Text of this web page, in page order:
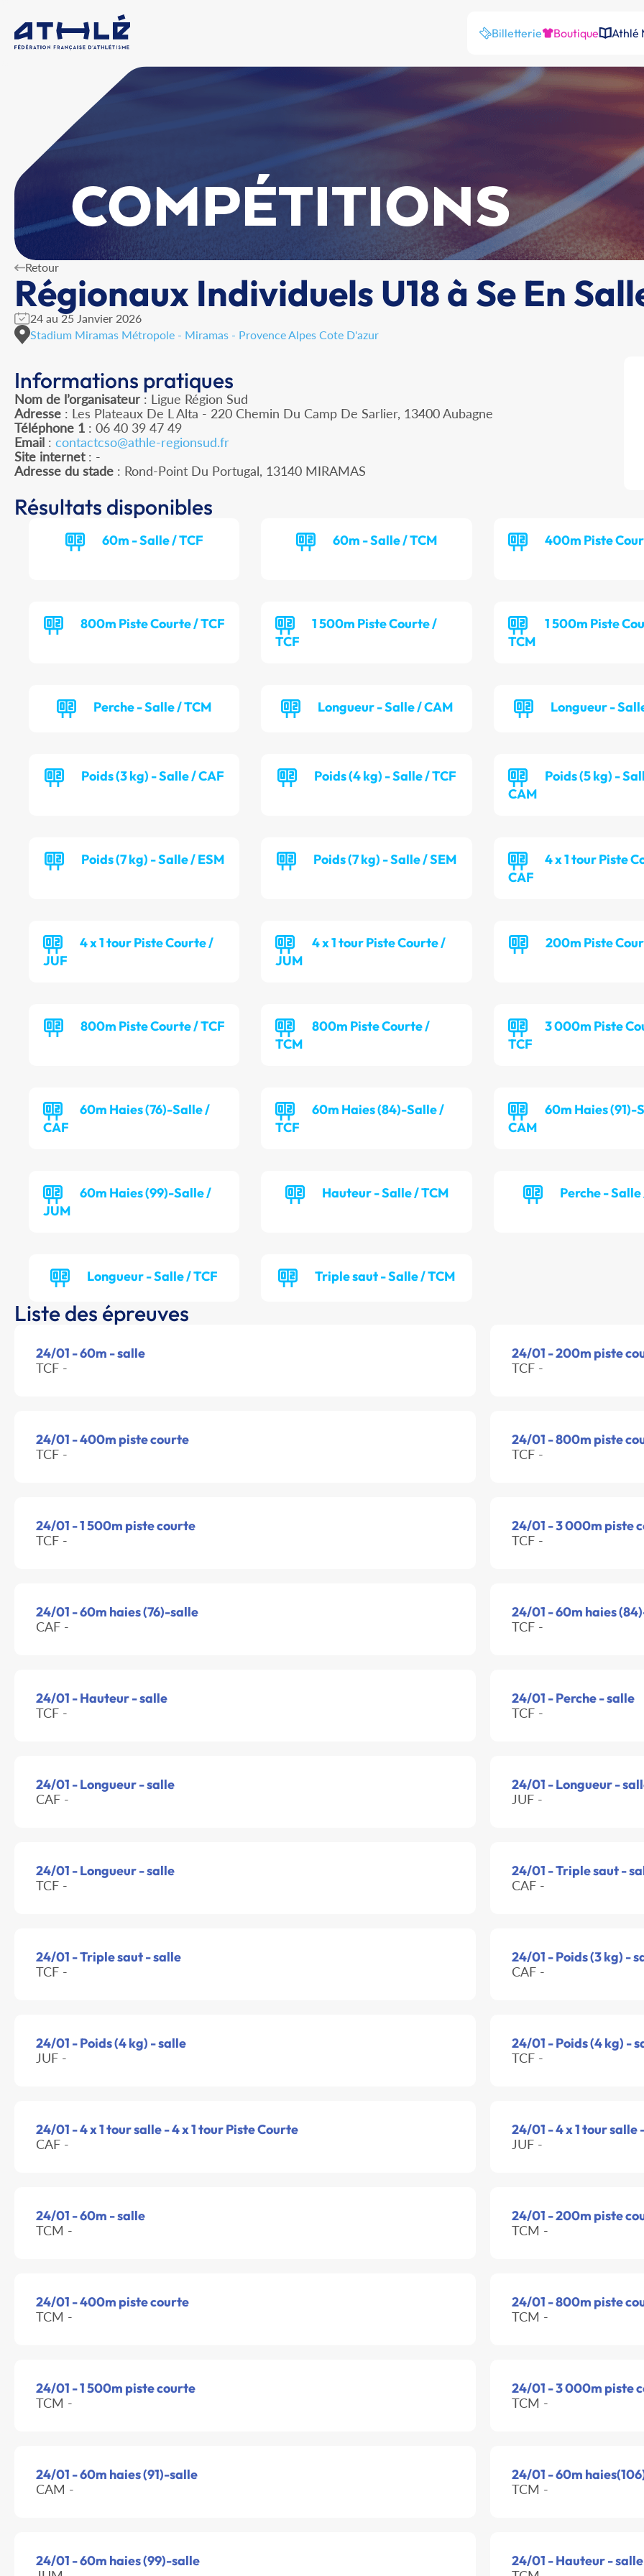
Billetterie Boutique Athlé
COMPÉTITIONS
Retour
Régionaux Individuels U18 à Se En
24 au 25 Janvier 2026
Stadium Miramas Métropole - Miramas - Provence Alpes Cote D'azur
Informations pratiques
Nom de l’organisateur : Ligue Région Sud
Adresse : Les Plateaux De L Alta - 220 Chemin Du Camp De Sarlier, 13400 Aubagne
Téléphone 1 : 06 40 39 47 49
Email : contactcso@athle-regionsud.fr
Site internet: -
Adresse du stade : Rond-Point Du Portugal, 13140 MIRAMAS
Résultats disponibles
60m - Salle / TCF 60m - Salle / TCM 400m Piste
800m Piste Courte / TCF
1 500m Piste Courte /
TCF
1 500m Piste
TCM
Perche - Salle / TCM Longueur - Salle / CAM Longueur -
Poids (3 kg) - Salle / CAF Poids (4 kg) - Salle / TCF
Poids (5 kg) -
CAM
Poids (7 kg) - Salle / ESM Poids (7 kg) - Salle / SEM
4 x 1 tour Piste
CAF
4 x 1 tour Piste Courte /
JUF
4 x 1 tour Piste Courte /
JUM
200m Piste
800m Piste Courte / TCF
800m Piste Courte /
TCM
3 000m Piste
TCF
60m Haies (76)-Salle /
CAF
60m Haies (84)-Salle /
TCF
60m Haies (91)-
CAM
60m Haies (99)-Salle /
JUM
Hauteur - Salle / TCM Perche - Salle
Longueur - Salle / TCF Triple saut - Salle / TCM
Liste des épreuves
24/01 - 60m - salle
TCF -
24/01 - 200m piste
TCF -
24/01 - 400m piste courte
TCF -
24/01 - 800m piste
TCF -
24/01 - 1 500m piste courte
TCF -
24/01 - 3 000m piste
TCF -
24/01 - 60m haies (76)-salle
CAF -
24/01 - 60m haies
TCF -
24/01 - Hauteur - salle
TCF -
24/01 - Perche - salle
TCF -
24/01 - Longueur - salle
CAF -
24/01 - Longueur -
JUF -
24/01 - Longueur - salle
TCF -
24/01 - Triple saut -
CAF -
24/01 - Triple saut - salle
TCF -
24/01 - Poids (3 kg) -
CAF -
24/01 - Poids (4 kg) - salle
JUF -
24/01 - Poids (4 kg) -
TCF -
24/01 - 4 x 1 tour salle - 4 x 1 tour Piste Courte
CAF -
24/01 - 4 x 1 tour salle
JUF -
24/01 - 60m - salle
TCM -
24/01 - 200m piste
TCM -
24/01 - 400m piste courte
TCM -
24/01 - 800m piste
TCM -
24/01 - 1 500m piste courte
TCM -
24/01 - 3 000m piste
TCM -
24/01 - 60m haies (91)-salle
CAM -
24/01 - 60m
TCM -
24/01 - 60m haies (99)-salle 24/01 - Hauteur - salle